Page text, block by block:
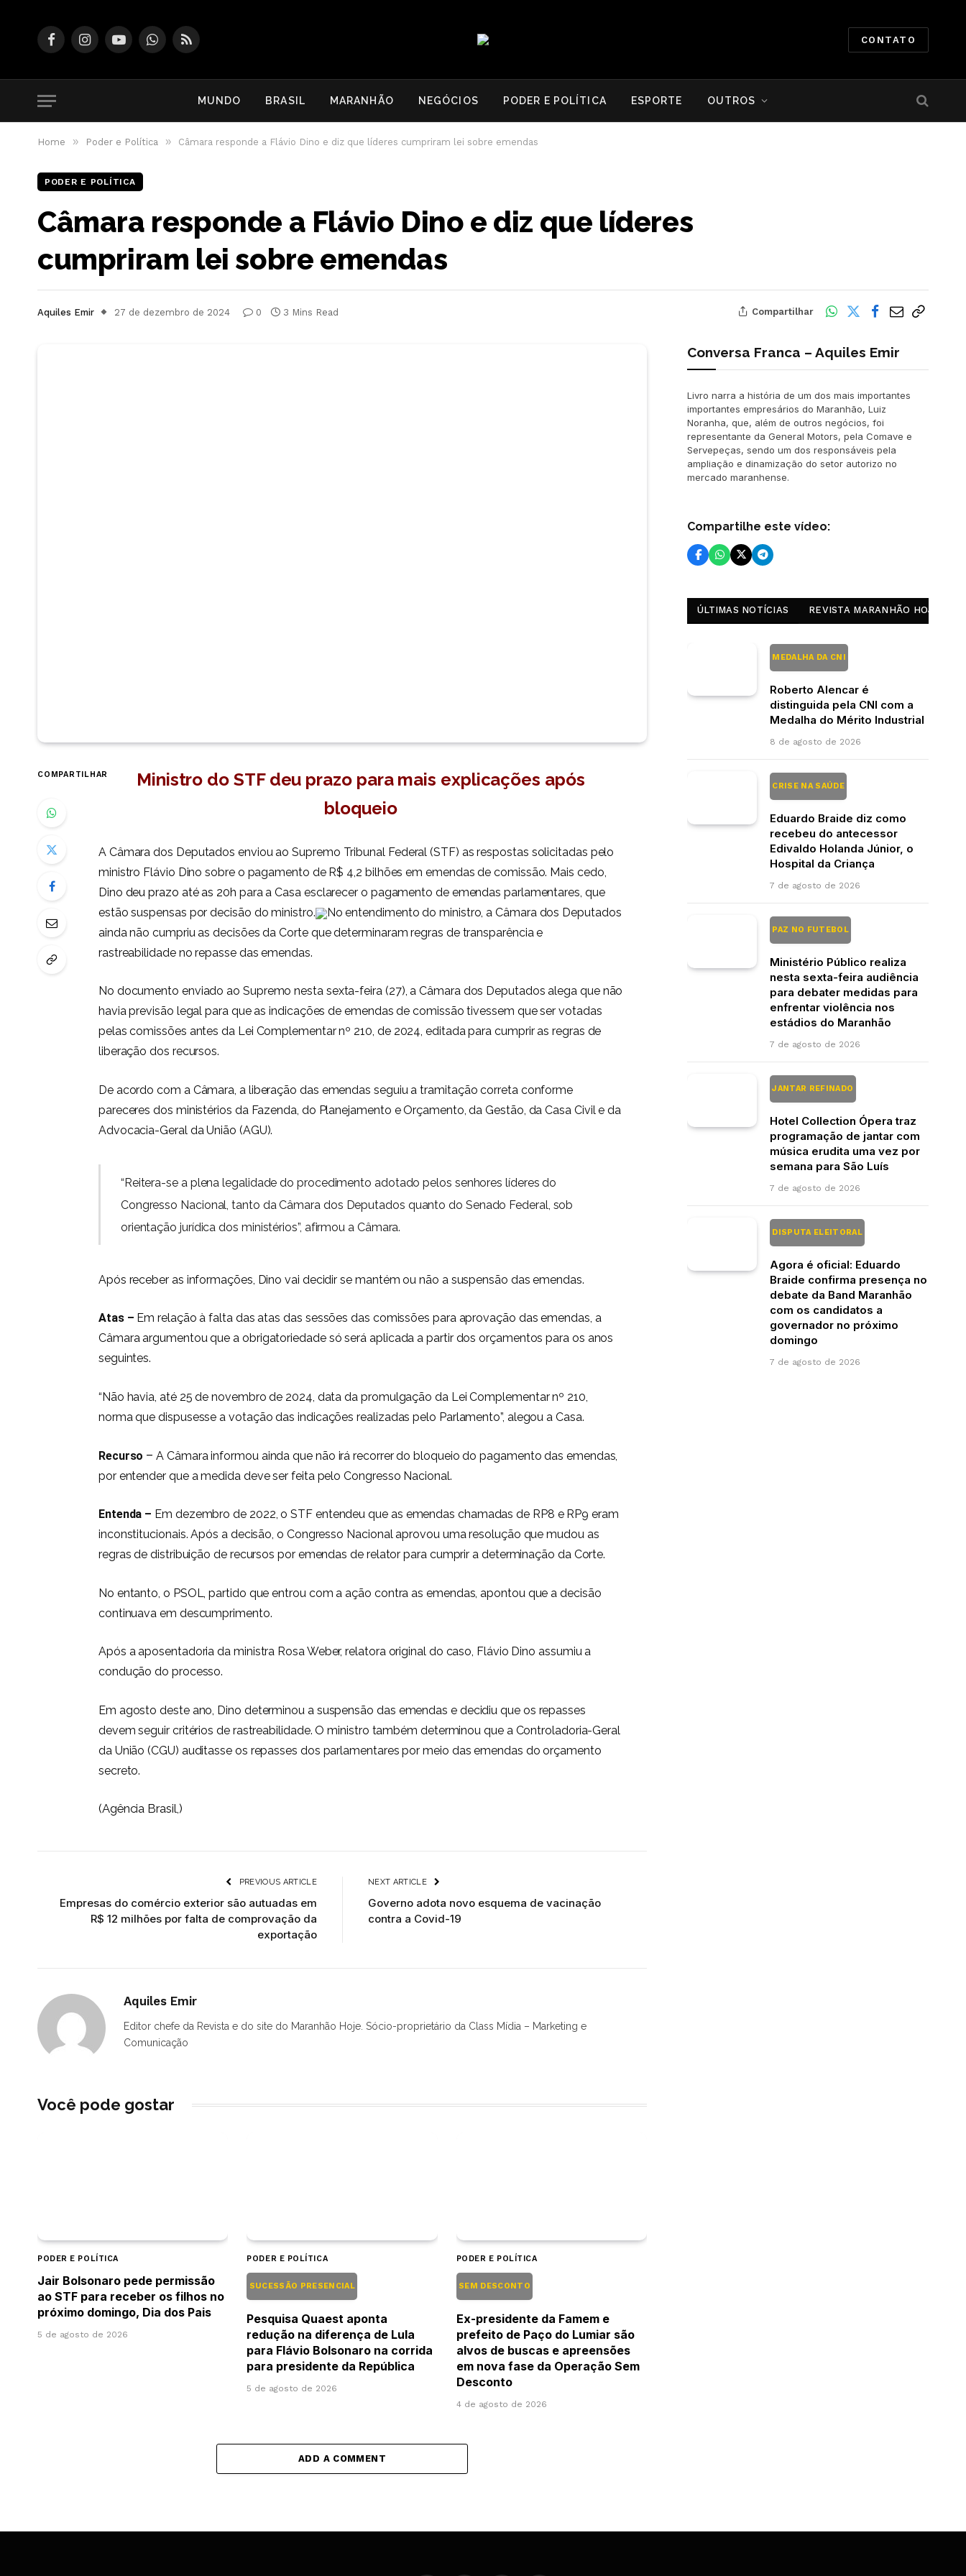
FacebookInstagramYouTubeWhatsApp
RSS
CONTATO
MUNDO BRASIL MARANHÃO NEGÓCIOS PODER E POLÍTICA ESPORTE OUTROS
Home » Poder e Política » Câmara responde a Flávio Dino e diz que líderes cumpriram lei sobre emendas
PODER E POLÍTICA
Câmara responde a Flávio Dino e diz que líderes
cumpriram lei sobre emendas
Aquiles Emir 27 de dezembro de 2024 0 3 Mins Read Compartilhar
COMPARTILHAR
Ministro do STF deu prazo para mais explicações após
bloqueio
A Câmara dos Deputados enviou ao Supremo Tribunal Federal (STF) as respostas solicitadas pelo
ministro Flávio Dino sobre o pagamento de R$ 4,2 bilhões em emendas de comissão. Mais cedo,
Dino deu prazo até as 20h para a Casa esclarecer o pagamento de emendas parlamentares, que
estão suspensas por decisão do ministro.
No entendimento do ministro, a Câmara dos Deputados
ainda não cumpriu as decisões da Corte que determinaram regras de transparência e
rastreabilidade no repasse das emendas.
No documento enviado ao Supremo nesta sexta-feira (27), a Câmara dos Deputados alega que não
havia previsão legal para que as indicações de emendas de comissão tivessem que ser votadas
pelas comissões antes da Lei Complementar nº 210, de 2024, editada para cumprir as regras de
liberação dos recursos.
De acordo com a Câmara, a liberação das emendas seguiu a tramitação correta conforme
pareceres dos ministérios da Fazenda, do Planejamento e Orçamento, da Gestão, da Casa Civil e da
Advocacia-Geral da União (AGU).
“Reitera-se a plena legalidade do procedimento adotado pelos senhores líderes do
Congresso Nacional, tanto da Câmara dos Deputados quanto do Senado Federal, sob
orientação jurídica dos ministérios”, afirmou a Câmara.
Após receber as informações, Dino vai decidir se mantém ou não a suspensão das emendas.
Atas – Em relação à falta das atas das sessões das comissões para aprovação das emendas, a
Câmara argumentou que a obrigatoriedade só será aplicada a partir dos orçamentos para os anos
seguintes.
“Não havia, até 25 de novembro de 2024, data da promulgação da Lei Complementar nº 210,
norma que dispusesse a votação das indicações realizadas pelo Parlamento”, alegou a Casa.
Recurso –A Câmara informou ainda que não irá recorrer do bloqueio do pagamento das emendas,
por entender que a medida deve ser feita pelo Congresso Nacional.
Entenda – Em dezembro de 2022, o STF entendeu que as emendas chamadas de RP8 e RP9 eram
inconstitucionais. Após a decisão, o Congresso Nacional aprovou uma resolução que mudou as
regras de distribuição de recursos por emendas de relator para cumprir a determinação da Corte.
No entanto, o PSOL, partido que entrou com a ação contra as emendas, apontou que a decisão
continuava em descumprimento.
Após a aposentadoria da ministra Rosa Weber, relatora original do caso, Flávio Dino assumiu a
condução do processo.
Em agosto deste ano, Dino determinou a suspensão das emendas e decidiu que os repasses
devem seguir critérios de rastreabilidade. O ministro também determinou que a Controladoria-Geral
da União (CGU) auditasse os repasses dos parlamentares por meio das emendas do orçamento
secreto.
(Agência Brasil,)
PREVIOUS ARTICLE
Empresas do comércio exterior são autuadas em
R$ 12 milhões por falta de comprovação da
exportação
NEXT ARTICLE
Governo adota novo esquema de vacinação
contra a Covid-19
Aquiles Emir
Editor chefe da Revista e do site do Maranhão Hoje. Sócio-proprietário da Class Mídia – Marketing e
Comunicação
Você pode gostar
PODER E POLÍTICA
Jair Bolsonaro pede permissão
ao STF para receber os filhos no
próximo domingo, Dia dos Pais
5 de agosto de 2026
PODER E POLÍTICA
SUCESSÃO PRESENCIAL
Pesquisa Quaest aponta
redução na diferença de Lula
para Flávio Bolsonaro na corrida
para presidente da República
5 de agosto de 2026
PODER E POLÍTICA
SEM DESCONTO
Ex-presidente da Famem e
prefeito de Paço do Lumiar são
alvos de buscas e apreensões
em nova fase da Operação Sem
Desconto
4 de agosto de 2026
ADD A COMMENT
Conversa Franca – Aquiles Emir
Livro narra a história de um dos mais importantes
importantes empresários do Maranhão, Luiz
Noranha, que, além de outros negócios, foi
representante da General Motors, pela Comave e
Servepeças, sendo um dos responsáveis pela
ampliação e dinamização do setor autorizo no
mercado maranhense.
Compartilhe este vídeo:
ÚLTIMAS NOTÍCIAS REVISTA MARANHÃO HOJE
MEDALHA DA CNI
Roberto Alencar é
distinguida pela CNI com a
Medalha do Mérito Industrial
8 de agosto de 2026
CRISE NA SAÚDE
Eduardo Braide diz como
recebeu do antecessor
Edivaldo Holanda Júnior, o
Hospital da Criança
7 de agosto de 2026
PAZ NO FUTEBOL
Ministério Público realiza
nesta sexta-feira audiência
para debater medidas para
enfrentar violência nos
estádios do Maranhão
7 de agosto de 2026
JANTAR REFINADO
Hotel Collection Ópera traz
programação de jantar com
música erudita uma vez por
semana para São Luís
7 de agosto de 2026
DISPUTA ELEITORAL
Agora é oficial: Eduardo
Braide confirma presença no
debate da Band Maranhão
com os candidatos a
governador no próximo
domingo
7 de agosto de 2026